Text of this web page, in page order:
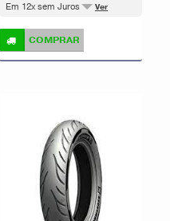
Em 12x sem Juros Ver
COMPRAR